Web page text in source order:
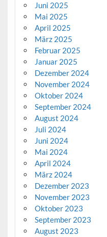
Juni 2025
Mai 2025
April 2025
März 2025
Februar 2025
Januar 2025
Dezember 2024
November 2024
Oktober 2024
September 2024
August 2024
Juli 2024
Juni 2024
Mai 2024
April 2024
März 2024
Dezember 2023
November 2023
Oktober 2023
September 2023
August 2023